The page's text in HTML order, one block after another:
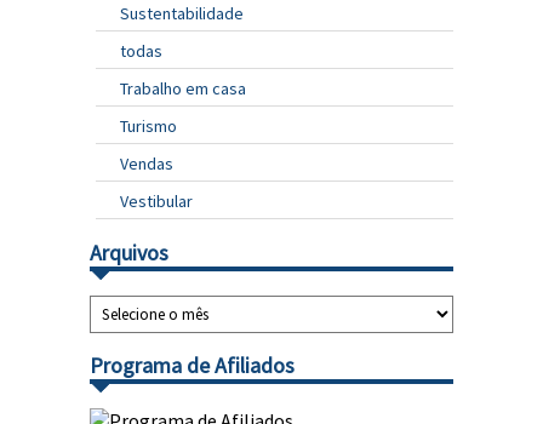
Sustentabilidade
todas
Trabalho em casa
Turismo
Vendas
Vestibular
Arquivos
Programa de Afiliados